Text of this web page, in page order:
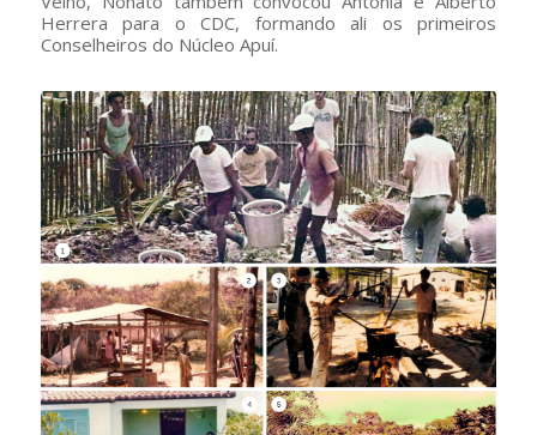
Herrera para o CDC, formando ali os primeiros
Conselheiros do Núcleo Apuí.